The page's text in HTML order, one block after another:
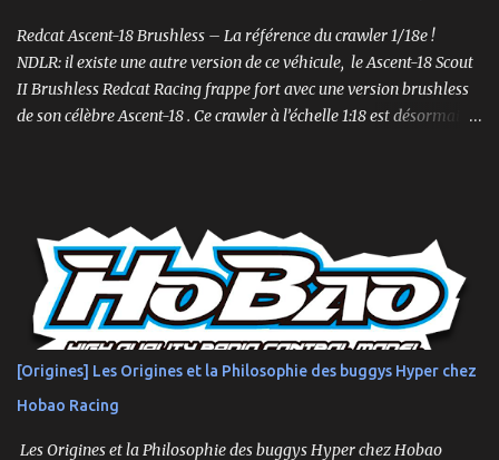
vitesse et la maniabilité sur des surfaces plus planes. Sa conception
plus étroite et plus bass...
Redcat Ascent-18 Brushless – La référence du crawler 1/18e !
NDLR: il existe une autre version de ce véhicule, le Ascent-18 Scout
II Brushless Redcat Racing frappe fort avec une version brushless
de son célèbre Ascent-18 . Ce crawler à l’échelle 1:18 est désormais
suréquipé, l’Ascent-18 Brushless offre des performances dignes
d’un modèle 1/10. Parfait pour des sessions en intérieur ou des
parcours en extérieur, il mêle qualité, puissance et précision .
Moteur brushless 3450kv + ESC 3 voies Servo métal 4kg Hexfly
HX-M4K Suspensions à huile avec capuchons aluminium
Roulements à billes, visserie hex, châssis aluminium 2mm Essieux
portiques avec pignons en métal Spools aluminium usinés 7mm
hexes + nouveau composé de pneus haute adhérence Nouvelle
[Origines] Les Origines et la Philosophie des buggys Hyper chez
Hobao Racing
Les Origines et la Philosophie des buggys Hyper chez Hobao